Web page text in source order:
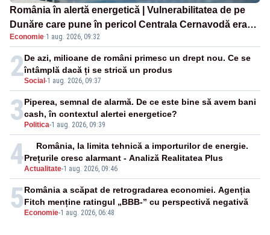
România în alertă energetică | Vulnerabilitatea de pe
Dunăre care pune în pericol Centrala Cernavodă era
cunoscută de pe vremea lui Ceaușescu
Economie·1 aug. 2026, 09:32
2Social -1 aug. 2026, 09:37
De azi, milioane de români primesc un drept nou. Ce se
întâmplă dacă ți se strică un produs
3 Politica-1 aug. 2026, 09:39
Piperea, semnal de alarmă. De ce este bine să avem bani
cash, în contextul alertei energetice?
4Actualitate-1 aug. 2026, 09:46
România, la limita tehnică a importurilor de energie.
Prețurile cresc alarmant - Analiză Realitatea Plus
5 Economie-1 aug. 2026, 06:48
România a scăpat de retrogradarea economiei. Agenția
Fitch menține ratingul „BBB-” cu perspectivă negativă